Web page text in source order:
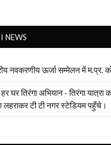
NEWS
नवकरणीय ऊर्जा सम्मेलन में म.प्र.
घर तिरंगा अभियान - तिरंगा यात्रा
लहराकर टी टी नगर स्टेडियम पहुँचे।